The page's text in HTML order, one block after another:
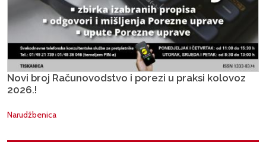
Novi broj Računovodstvo i porezi u praksi kolovoz
2026.!
Narudžbenica